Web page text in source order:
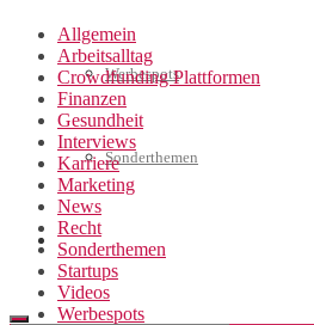
Werbespots
Sonderthemen
Geschäftskonto eröffnen
Allgemein
Arbeitsalltag
Crowdfunding Plattformen
Finanzen
Gesundheit
Interviews
Karriere
Marketing
News
Recht
Sonderthemen
Startups
Videos
Werbespots